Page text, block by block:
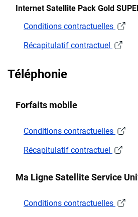
Internet Satellite Pack Gold
Conditions contractuelles
Récapitulatif contractuel
Téléphonie
Forfaits mobile
Conditions contractuelles
Récapitulatif contractuel
Ma Ligne Satellite Service
Conditions contractuelles